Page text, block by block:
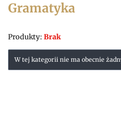
Gramatyka
Produkty: Brak
Lista produktów
W tej kategorii nie ma obecnie